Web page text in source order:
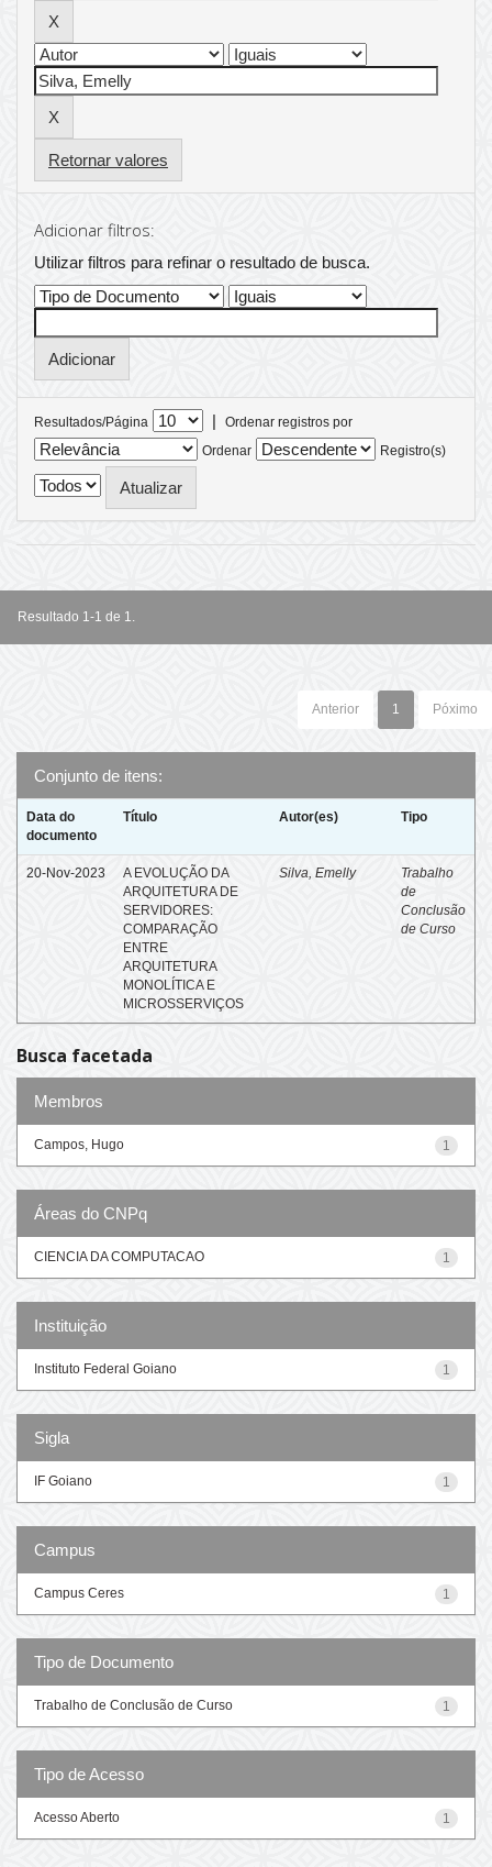
Retornar valores
Adicionar filtros:
Utilizar filtros para refinar o resultado de busca.
Resultados/Página |
Ordenar registros por
Ordenar
Registro(s)
Resultado 1-1 de 1.
Anterior 1 Póximo
Conjunto de itens:
Data do
documento
Título Autor(es) Tipo
20-Nov-2023
A EVOLUÇÃO DA
ARQUITETURA DE
SERVIDORES:
COMPARAÇÃO
ENTRE
ARQUITETURA
MONOLÍTICA E
MICROSSERVIÇOS
Silva, Emelly
Trabalho
de
Conclusão
de Curso
Busca facetada
Membros
1
Campos, Hugo
Áreas do CNPq
1
CIENCIA DA COMPUTACAO
Instituição
1
Instituto Federal Goiano
Sigla
1
IF Goiano
Campus
1
Campus Ceres
Tipo de Documento
1
Trabalho de Conclusão de Curso
Tipo de Acesso
1
Acesso Aberto